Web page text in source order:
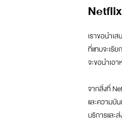
เราขอนำเ
ที่แทบจะเรี
จะขอนำเอ
จากสิ่งที่
และความบั
บริการและ